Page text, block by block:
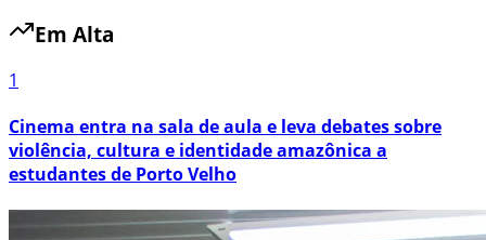
Em Alta
1
Cinema entra na sala de aula e leva debates sobre
violência, cultura e identidade amazônica a
estudantes de Porto Velho